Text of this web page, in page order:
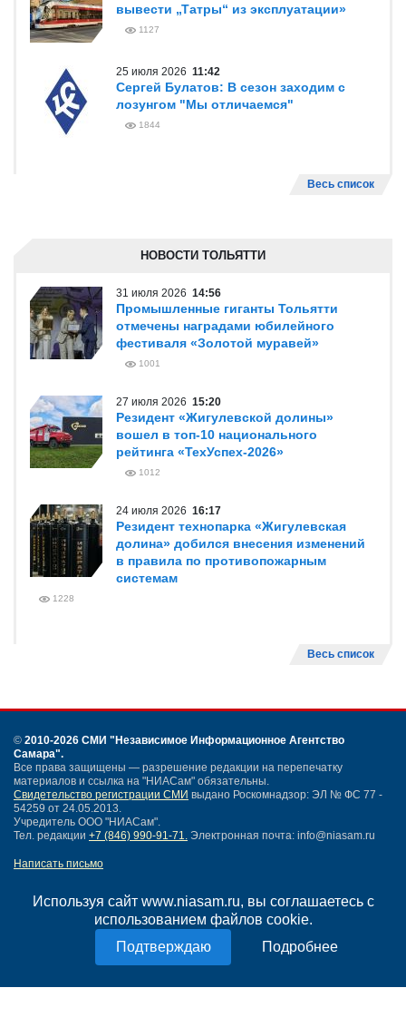
Используя сайт www.niasam.ru, вы соглашаетесь с
использованием файлов cookie.
Подробнее
вывести „Татры“ из эксплуатации»
1127
25 июля 2026 11:42
Сергей Булатов: В сезон заходим с
лозунгом "Мы отличаемся"
1844
Весь список
НОВОСТИ ТОЛЬЯТТИ
31 июля 2026 14:56
Промышленные гиганты Тольятти
отмечены наградами юбилейного
фестиваля «Золотой муравей»
1001
27 июля 2026 15:20
Резидент «Жигулевской долины»
вошел в топ-10 национального
рейтинга «ТехУспех-2026»
1012
24 июля 2026 16:17
Резидент технопарка «Жигулевская
долина» добился внесения изменений
в правила по противопожарным
системам
1228
Весь список
© 2010-2026 СМИ "Независимое Информационное Агентство
Самара".
Все права защищены — разрешение редакции на перепечатку
материалов и ссылка на "НИАСам" обязательны.
Свидетельство регистрации СМИ выдано Роскомнадзор: ЭЛ № ФС 77 -
54259 от 24.05.2013.
Учредитель ООО "НИАСам".
Тел. редакции +7 (846) 990-91-71. Электронная почта: info@niasam.ru
Написать письмо
Нашли ошибку?
Политика конфиденциальности